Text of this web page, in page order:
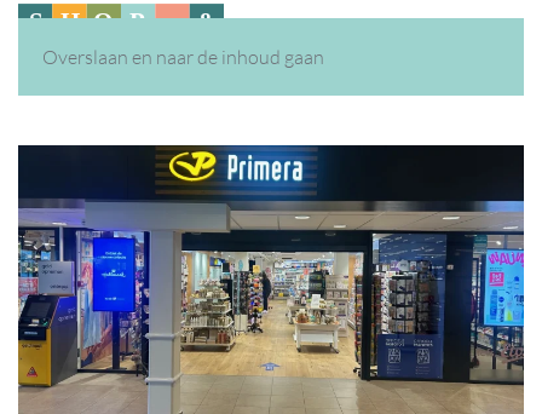
Overslaan en naar de inhoud gaan